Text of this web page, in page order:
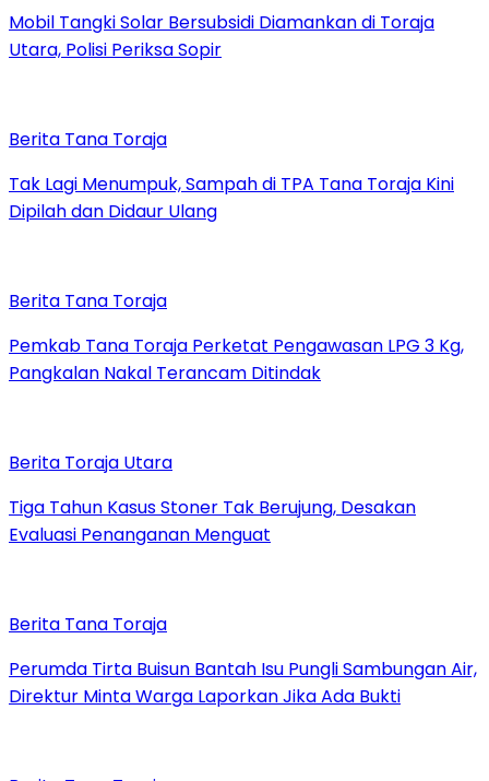
Mobil Tangki Solar Bersubsidi Diamankan di Toraja
Utara, Polisi Periksa Sopir
Berita Tana Toraja
Tak Lagi Menumpuk, Sampah di TPA Tana Toraja Kini
Dipilah dan Didaur Ulang
Berita Tana Toraja
Pemkab Tana Toraja Perketat Pengawasan LPG 3 Kg,
Pangkalan Nakal Terancam Ditindak
Berita Toraja Utara
Tiga Tahun Kasus Stoner Tak Berujung, Desakan
Evaluasi Penanganan Menguat
Berita Tana Toraja
Perumda Tirta Buisun Bantah Isu Pungli Sambungan Air,
Direktur Minta Warga Laporkan Jika Ada Bukti